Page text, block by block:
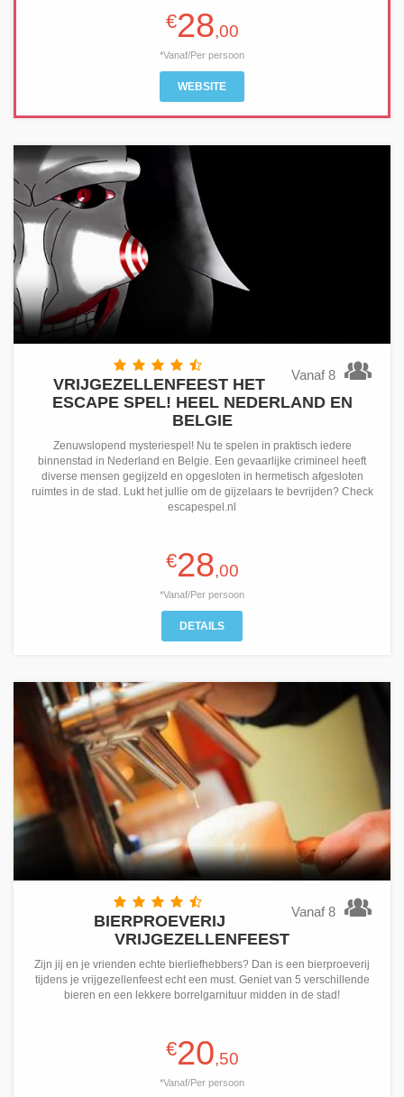
€28,00
*Vanaf/Per persoon
WEBSITE
Vanaf 8
VRIJGEZELLENFEEST HET
ESCAPE SPEL! HEEL NEDERLAND EN
BELGIE
Zenuwslopend mysteriespel! Nu te spelen in praktisch iedere
binnenstad in Nederland en Belgie. Een gevaarlijke crimineel heeft
diverse mensen gegijzeld en opgesloten in hermetisch afgesloten
ruimtes in de stad. Lukt het jullie om de gijzelaars te bevrijden? Check
escapespel.nl
€28,00
*Vanaf/Per persoon
DETAILS
Vanaf 8
BIERPROEVERIJ
VRIJGEZELLENFEEST
Zijn jij en je vrienden echte bierliefhebbers? Dan is een bierproeverij
tijdens je vrijgezellenfeest echt een must. Geniet van 5 verschillende
bieren en een lekkere borrelgarnituur midden in de stad!
€20,50
*Vanaf/Per persoon